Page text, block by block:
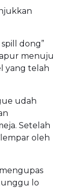
dong”
menuju
yang telah
udah
Setelah
oleh
lo